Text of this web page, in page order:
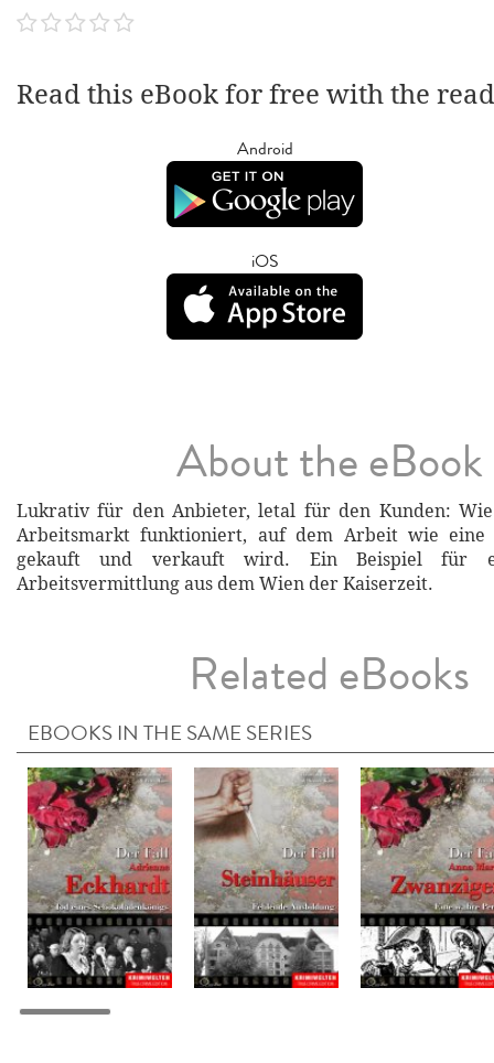
Read this eBook for free with the
Android
iOS
About the eBook
Lukrativ für den Anbieter, letal für den Kunden:
Arbeitsmarkt funktioniert, auf dem Arbeit wie eine
gekauft und verkauft wird. Ein Beispiel für
Arbeitsvermittlung aus dem Wien der Kaiserzeit.
Related eBooks
EBOOKS IN THE SAME SERIES